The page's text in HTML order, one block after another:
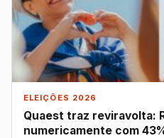
ELEIÇÕES 2026
Quaest traz reviravolta:
numericamente com